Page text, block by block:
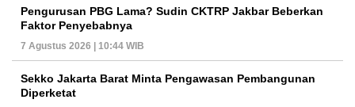
Pengurusan PBG Lama? Sudin CKTRP Jakbar Beberkan
Faktor Penyebabnya
7 Agustus 2026 | 10:44 WIB
Sekko Jakarta Barat Minta Pengawasan Pembangunan
Diperketat